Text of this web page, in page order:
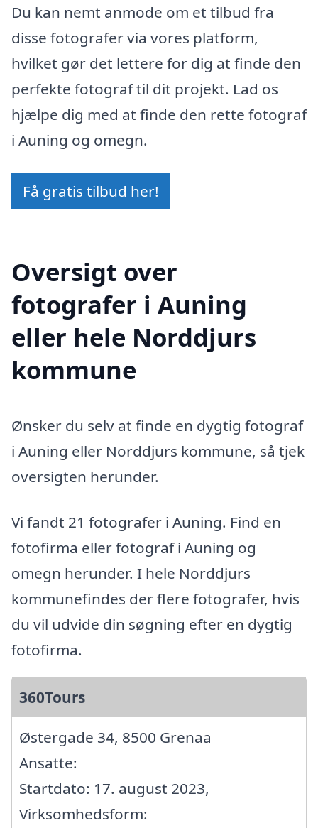
Du kan nemt anmode om et tilbud fra
disse fotografer via vores platform,
hvilket gør det lettere for dig at finde den
perfekte fotograf til dit projekt. Lad os
hjælpe dig med at finde den rette fotograf
i Auning og omegn.
Få gratis tilbud her!
Oversigt over
fotografer i Auning
eller hele Norddjurs
kommune
Ønsker du selv at finde en dygtig fotograf
i Auning eller Norddjurs kommune, så tjek
oversigten herunder.
Vi fandt 21 fotografer i Auning. Find en
fotofirma eller fotograf i Auning og
omegn herunder. I hele Norddjurs
kommunefindes der flere fotografer, hvis
du vil udvide din søgning efter en dygtig
fotofirma.
360Tours
Østergade 34, 8500 Grenaa
Ansatte:
Startdato: 17. august 2023,
Virksomhedsform: